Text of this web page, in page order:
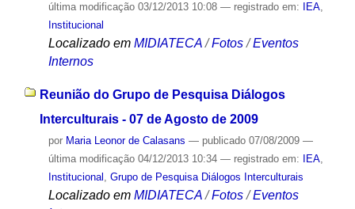
última modificação03/12/2013 10:08 — registrado em: IEA,
Institucional
Localizado em MIDIATECA /Fotos /Eventos
Internos
Reunião do Grupo de Pesquisa Diálogos
Interculturais - 07 de Agosto de 2009
por Maria Leonor de Calasans — publicado07/08/2009 —
última modificação04/12/2013 10:34 — registrado em: IEA,
Institucional , Grupo de Pesquisa Diálogos Interculturais
Localizado em MIDIATECA /Fotos /Eventos